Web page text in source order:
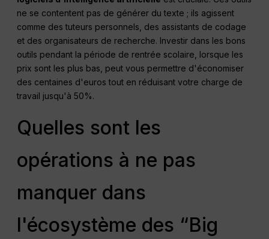
ne se contentent pas de générer du texte ; ils agissent
comme des tuteurs personnels, des assistants de codage
et des organisateurs de recherche. Investir dans les bons
outils pendant la période de rentrée scolaire, lorsque les
prix sont les plus bas, peut vous permettre d'économiser
des centaines d'euros tout en réduisant votre charge de
travail jusqu'à 50%.
Quelles sont les
opérations à ne pas
manquer dans
l'écosystème des “Big